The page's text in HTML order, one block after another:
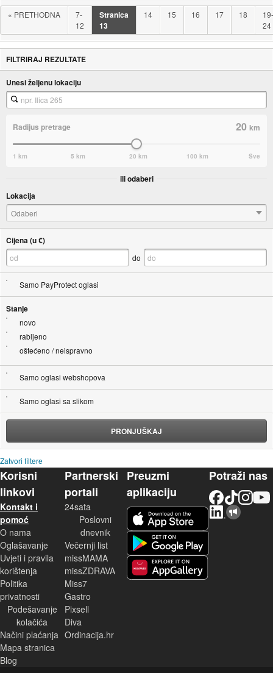
« PRETHODNA
7-
12
Stranica
13
14 15 16 17 18
19-
24
FILTRIRAJ REZULTATE
Unesi željenu lokaciju
Radijus pretrage 20km
1 km 5 km 20 km 100 km Sve
ili odaberi
Lokacija
Odaberi
Cijena (u €)
do
Samo PayProtect oglasi
Stanje
novo
rabljeno
oštećeno / neispravno
Samo oglasi webshopova
Samo oglasi sa slikom
PRONJUŠKAJ
Zatvori filtere
Korisni
linkovi
Kontakt i
pomoć
O nama
Oglašavanje
Uvjeti i pravila
korištenja
Politika
privatnosti
Podešavanje
kolačića
Načini plaćanja
Mapa stranica
Blog
Partnerski
portali
24sata
Poslovni
dnevnik
Večernji list
missMAMA
missZDRAVA
Miss7
Gastro
Pixsell
Diva
Ordinacija.hr
Preuzmi
aplikaciju
Potraži nas